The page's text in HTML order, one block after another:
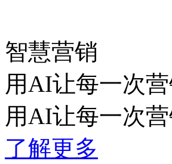
智慧营销
用AI让每一次营销
用AI让每一次营销
了解更多